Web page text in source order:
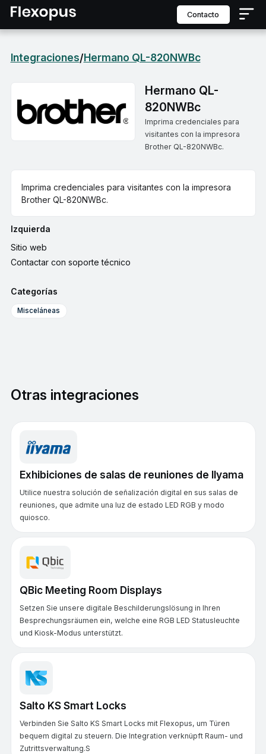
contacto
Integraciones/Hermano QL-820NWBc
Hermano QL-
820NWBc
Imprima credenciales para
visitantes con la impresora
Brother QL-820NWBc.
Imprima credenciales para visitantes con la impresora
Brother QL-820NWBc.
Izquierda
Sitio web
Contactar con soporte técnico
Categorías
Misceláneas
Otras integraciones
Exhibiciones de salas de reuniones de IIyama
Utilice nuestra solución de señalización digital en sus salas de
reuniones, que admite una luz de estado LED RGB y modo
quiosco.
QBic Meeting Room Displays
Setzen Sie unsere digitale Beschilderungslösung in Ihren
Besprechungsräumen ein, welche eine RGB LED Statusleuchte
und Kiosk-Modus unterstützt.
Salto KS Smart Locks
Verbinden Sie Salto KS Smart Locks mit Flexopus, um Türen
bequem digital zu steuern. Die Integration verknüpft Raum- und
Zutrittsverwaltung.S